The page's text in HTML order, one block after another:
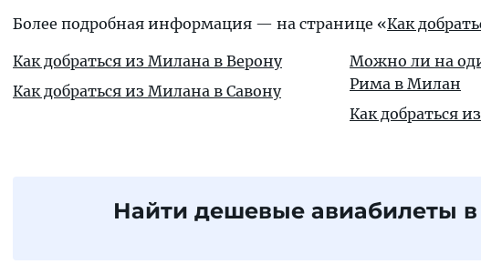
Более подробная информация — на странице «Как
Как добраться из Милана в Верону
Как добраться из Милана в Савону
Можно ли на
Рима в Милан
Как добраться
Найти дешевые авиабилеты